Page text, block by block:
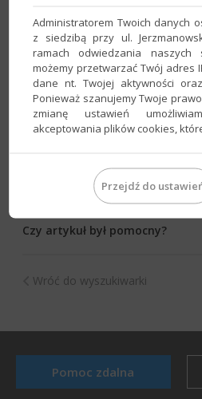
Czy artykuł był pomocny?
Wróć do wyszukiwarki
Pomoc zdalna
Administratorem Twoich danych
z siedzibą przy ul.
ramach odwiedzania naszych
możemy przetwarzać Twój adres
dane nt. Twojej aktywności
Ponieważ szanujemy Twoje
zmianę ustawień
akceptowania plików cookies,
Przejdź do